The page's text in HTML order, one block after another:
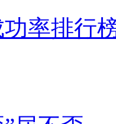
伴当然也
滋有味的家
可以选择贵
！毕竟大多
率排行